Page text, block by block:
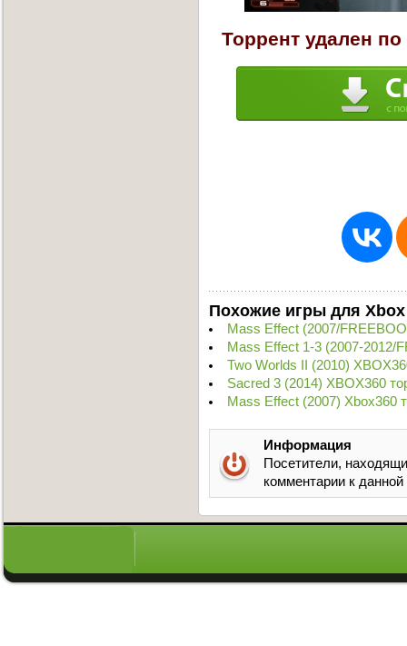
Торрент удален
Похожие игры для Xbox
Mass Effect (2007/
Mass Effect 1-3 (2007-2012/
Two Worlds II (2010)
Sacred 3 (2014) XBOX360
Mass Effect (2007) Xbox360
Информация
Посетители,
комментарии к